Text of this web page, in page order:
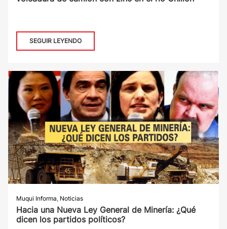
SEGUIR LEYENDO
Muqui Informa, Noticias
Hacia una Nueva Ley General de Minería: ¿Qué
dicen los partidos políticos?